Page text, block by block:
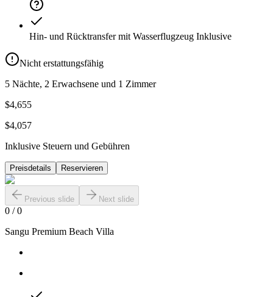
Hin- und Rücktransfer mit Wasserflugzeug Inklusive
Nicht erstattungsfähig
5 Nächte, 2 Erwachsene und 1 Zimmer
$4,655
$4,057
Inklusive Steuern und Gebühren
Preisdetails Reservieren
Previous slide Next slide
0 /0
Sangu Premium Beach Villa